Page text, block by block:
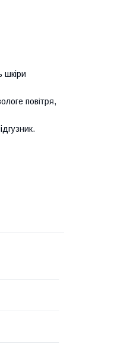
шкіри
повітря,